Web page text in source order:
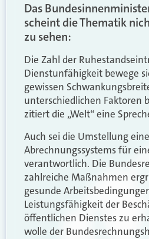
Das
scheint die Thematik
zu sehen:
Die Zahl der
Dienstunfähigkeit bewege
gewissen
unterschiedlichen Faktoren
zitiert die „Welt“ eine
Auch sei die Umstellung
Abrechnungssystems für
verantwortlich. Die
zahlreiche Maßnahmen
gesunde
Leistungsfähigkeit der
öffentlichen Dienstes zu
wolle der